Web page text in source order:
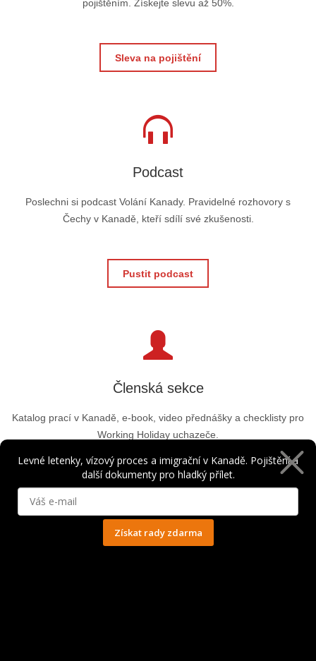
pojištěním. Získejte slevu až 50%.
Sleva na pojištění
Podcast
Poslechni si podcast Volání Kanady. Pravidelné rozhovory s
Čechy v Kanadě, kteří sdílí své zkušenosti.
Pustit podcast
Členská sekce
Katalog prací v Kanadě, e-book, video přednášky a checklisty pro
Working Holiday uchazeče.
Vstoupit
Levné letenky, vízový proces a imigrační v Kanadě. Pojištění a
další dokumenty pro hladký přílet.
Získat rady zdarma